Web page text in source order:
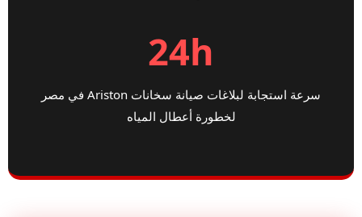
24h
سرعة استجابة لبلاغات صيانة سخانات Ariston في مصر
لخطورة أعطال المياه